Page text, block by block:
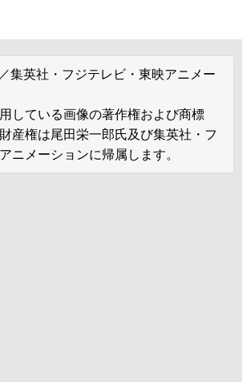
集英社・フジテレビ・東映アニメー
している画像の著作権および商標
産権は尾田栄一郎氏及び集英社・フ
ニメーションに帰属します。